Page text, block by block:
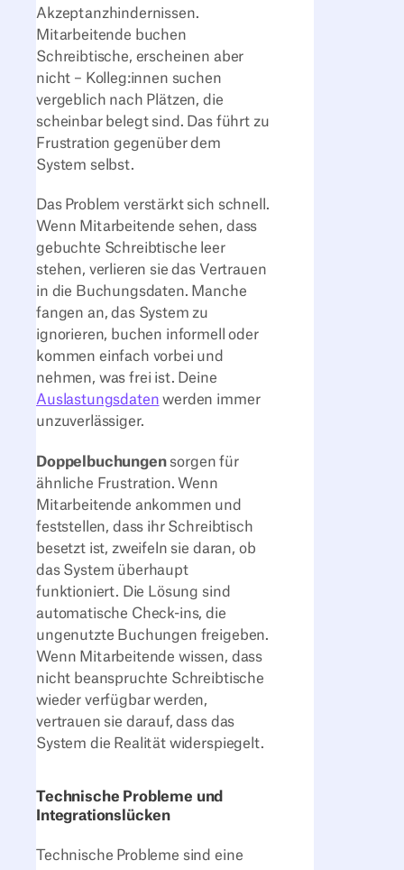
Akzeptanzhindernissen.
Mitarbeitende buchen
Schreibtische, erscheinen aber
nicht – Kolleg:innen suchen
vergeblich nach Plätzen, die
scheinbar belegt sind. Das führt zu
Frustration gegenüber dem
System selbst.
Das Problem verstärkt sich schnell.
Wenn Mitarbeitende sehen, dass
gebuchte Schreibtische leer
stehen, verlieren sie das Vertrauen
in die Buchungsdaten. Manche
fangen an, das System zu
ignorieren, buchen informell oder
kommen einfach vorbei und
nehmen, was frei ist. Deine
Auslastungsdaten werden immer
unzuverlässiger.
Doppelbuchungensorgen für
ähnliche Frustration. Wenn
Mitarbeitende ankommen und
feststellen, dass ihr Schreibtisch
besetzt ist, zweifeln sie daran, ob
das System überhaupt
funktioniert. Die Lösung sind
automatische Check-ins, die
ungenutzte Buchungen freigeben.
Wenn Mitarbeitende wissen, dass
nicht beanspruchte Schreibtische
wieder verfügbar werden,
vertrauen sie darauf, dass das
System die Realität widerspiegelt.
Technische Probleme und
Integrationslücken
Technische Probleme sind eine